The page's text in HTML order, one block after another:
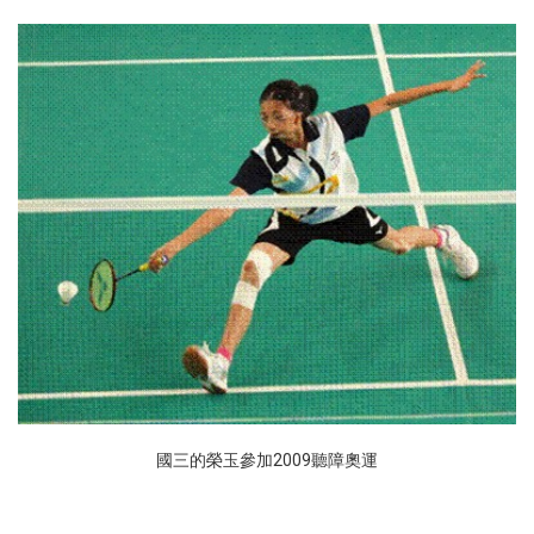
國三的榮玉參加2009聽障奧運